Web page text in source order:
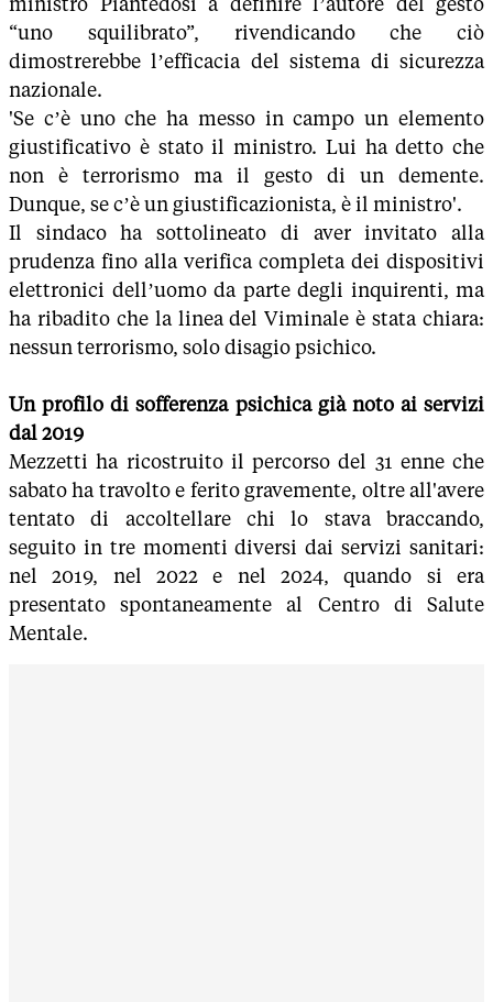
“uno squilibrato”, rivendicando che ciò
dimostrerebbe l’efficacia del sistema di sicurezza
nazionale.
'Se c’è uno che ha messo in campo un elemento
giustificativo è stato il ministro. Lui ha detto che
non è terrorismo ma il gesto di un demente.
Dunque, se c’è un giustificazionista, è il ministro'.
Il sindaco ha sottolineato di aver invitato alla
prudenza fino alla verifica completa dei dispositivi
elettronici dell’uomo da parte degli inquirenti, ma
ha ribadito che la linea del Viminale è stata chiara:
nessun terrorismo, solo disagio psichico.
Un profilo di sofferenza psichica già noto ai servizi
dal 2019
Mezzetti ha ricostruito il percorso del 31 enne che
sabato ha travolto e ferito gravemente, oltre all'avere
tentato di accoltellare chi lo stava braccando,
seguito in tre momenti diversi dai servizi sanitari:
nel 2019, nel 2022 e nel 2024, quando si era
presentato spontaneamente al Centro di Salute
Mentale.